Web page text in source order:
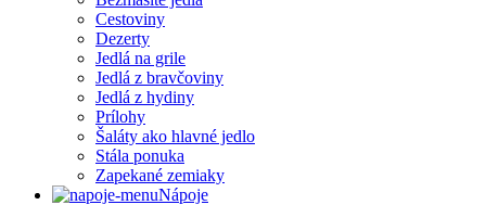
Cestoviny
Dezerty
Jedlá na grile
Jedlá z bravčoviny
Jedlá z hydiny
Prílohy
Šaláty ako hlavné jedlo
Stála ponuka
Zapekané zemiaky
Nápoje